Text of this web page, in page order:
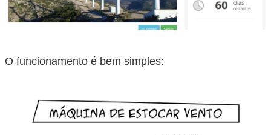
O funcionamento é bem simples: